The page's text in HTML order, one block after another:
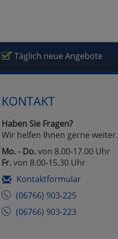
Täglich neue Angebote
KONTAKT
Haben Sie Fragen?
Wir helfen Ihnen gerne weiter.
Mo. - Do.von 8.00-17.00 Uhr
Fr.von 8.00-15.30 Uhr
Kontaktformular
(06766) 903-225
(06766) 903-223